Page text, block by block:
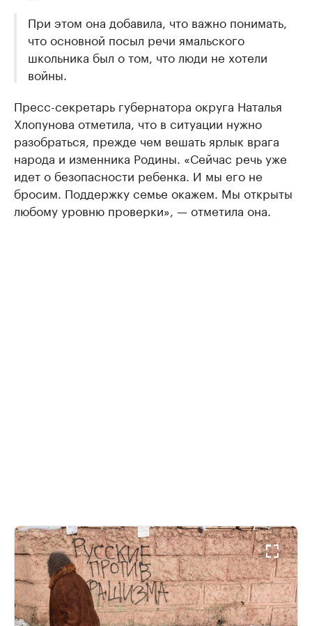
При этом она добавила, что важно понимать,
что основной посыл речи ямальского
школьника был о том, что люди не хотели
войны.
Пресс-секретарь губернатора округа Наталья
Хлопунова отметила, что в ситуации нужно
разобраться, прежде чем вешать ярлык врага
народа и изменника Родины. «Сейчас речь уже
идет о безопасности ребенка. И мы его не
бросим. Поддержку семье окажем. Мы открыты
любому уровню проверки», — отметила она.